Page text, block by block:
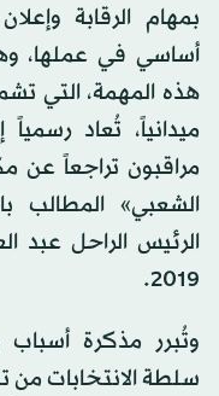
بمهام الرقابة
أساسي في عملها،
هذه المهمة، التي
ميدانياً، تُعاد
مراقبون تراجعاً عن
الشعبي»
الرئيس الراحل عبد
2019.
وتُبرر مذكرة أسباب
سلطة الانتخابات من